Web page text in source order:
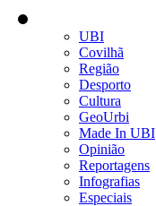
UBI
Covilhã
Região
Desporto
Cultura
GeoUrbi
Made In UBI
Opinião
Reportagens
Infografias
Especiais